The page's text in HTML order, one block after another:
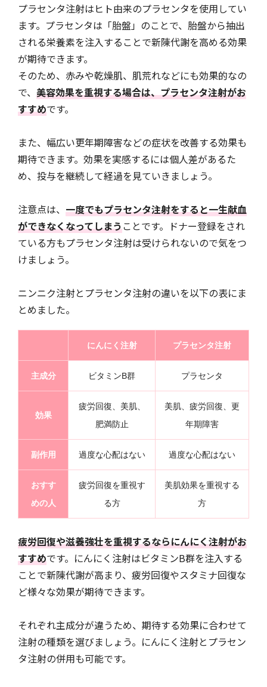
プラセンタ注射はヒト由来のプラセンタを使用してい
ます。プラセンタは「胎盤」のことで、胎盤から抽出
される栄養素を注入することで新陳代謝を高める効果
が期待できます。
そのため、赤みや乾燥肌、肌荒れなどにも効果的なの
で、 美容効果を重視する場合は、プラセンタ注射がお
すすめです。
また、幅広い更年期障害などの症状を改善する効果も
期待できます。効果を実感するには個人差があるた
め、投与を継続して経過を見ていきましょう。
注意点は、 一度でもプラセンタ注射をすると一生献血
ができなくなってしまうことです。ドナー登録をされ
ている方もプラセンタ注射は受けられないので気をつ
けましょう。
ニンニク注射とプラセンタ注射の違いを以下の表にま
とめました。
にんにく注射 プラセンタ注射
主成分 ビタミンB群 プラセンタ
効果
疲労回復、美肌、
肥満防止
美肌、疲労回復、更
年期障害
副作用 過度な心配はない 過度な心配はない
おすす
めの人
疲労回復を重視す
る方
美肌効果を重視する
方
疲労回復や滋養強壮を重視するならにんにく注射がお
すすめです。にんにく注射はビタミンB群を注入する
ことで新陳代謝が高まり、疲労回復やスタミナ回復な
ど様々な効果が期待できます。
それぞれ主成分が違うため、期待する効果に合わせて
注射の種類を選びましょう。にんにく注射とプラセン
タ注射の併用も可能です。